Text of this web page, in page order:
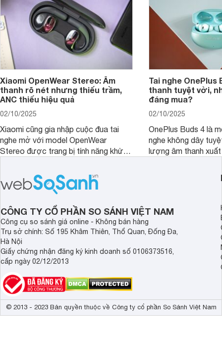
Xiaomi OpenWear Stereo: Âm
thanh rõ nét nhưng thiếu trầm,
ANC thiếu hiệu quả
02/10/2025
Xiaomi cũng gia nhập cuộc đua tai
nghe mở với model OpenWear
Stereo được trang bị tính năng khử
chất lượng âm thanh và hiệu quả khử
ồn của chiếc tai nghe Xiaomi này có
đủ sức thuyết phục người dùng?
Tai nghe OnePlus
thanh tuyệt vời,
đáng mua?
02/10/2025
OnePlus Buds 4 là
nghe không dây
lượng âm thanh
khử tiếng ồn ấn
tiến. Tuy nhiên,
CÔNG TY CỔ PHẦN SO SÁNH VIỆT NAM
Công cụ so sánh giá online - Không bán hàng
Trụ sở chính: Số 195 Khâm Thiên, Thổ Quan, Đống Đa,
Hà Nội
Giấy chứng nhận đăng ký kinh doanh số 0106373516,
cấp ngày 02/12/2013
© 2013 - 2023 Bản quyền thuộc về Công ty cổ phần So Sánh Việt Nam